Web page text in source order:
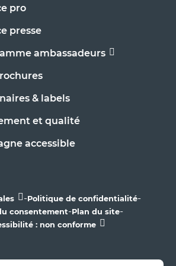
pro
presse
ambassadeurs
& labels
et qualité
accessible
-Politique de confidentialité-
consentement-Plan du site-
: non conforme